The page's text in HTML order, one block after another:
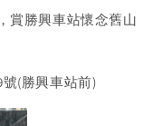
賞勝興車站懷念舊山
(勝興車站前)